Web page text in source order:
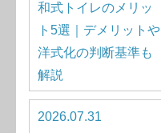
和式トイレのメリッ
ト5選｜デメリットや
洋式化の判断基準も
解説
2026.07.31